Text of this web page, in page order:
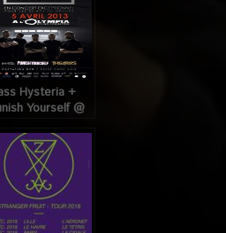
Hysteria +
Yourself @
Avril 2013